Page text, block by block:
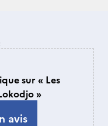
sur « Les
»
avis